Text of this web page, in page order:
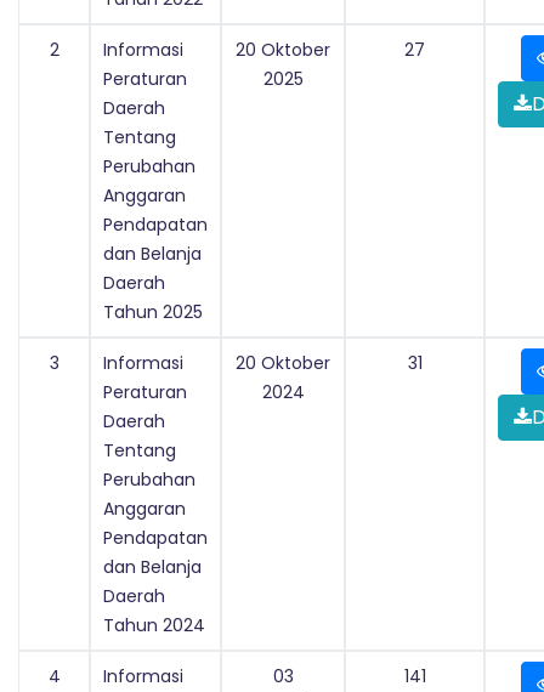
2
Informasi
Peraturan
Daerah
Tentang
Perubahan
Anggaran
Pendapatan
dan Belanja
Daerah
Tahun 2025
20 Oktober
2025
27
3
Informasi
Peraturan
Daerah
Tentang
Perubahan
Anggaran
Pendapatan
dan Belanja
Daerah
Tahun 2024
20 Oktober
2024
31
4
Informasi
03
141